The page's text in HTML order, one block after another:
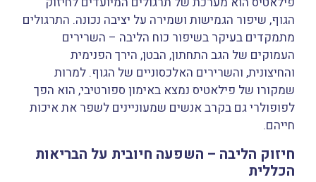
הגוף, שיפור הגמישות ושמירה על יציבה נכונה. התרגולים
מתמקדים בעיקר בשיפור כוח הליבה – השרירים
העמוקים של הגב התחתון, הבטן, הירך הפנימית
והחיצונית, והשרירים האלכסוניים של הגוף. למרות
שמקורו של פילאטיס נמצא באימון ספורטיבי, הוא הפך
לפופולרי גם בקרב אנשים שמעוניינים לשפר את איכות
חייהם.
חיזוק הליבה – השפעה חיובית על הבריאות
הכללית